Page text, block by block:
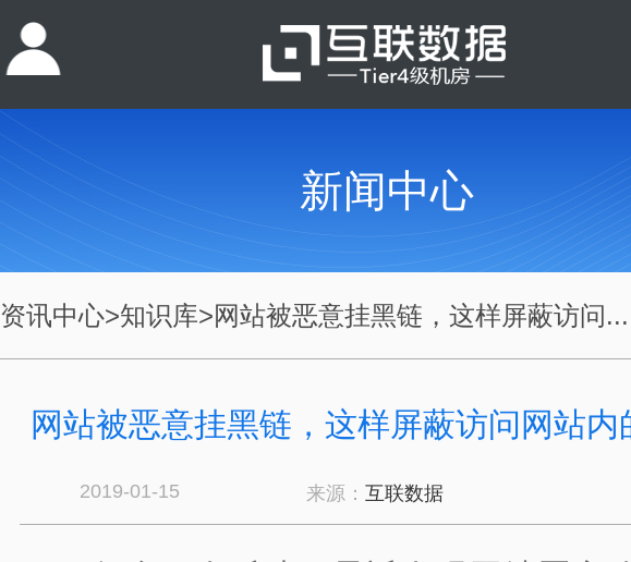
新闻中心
资讯中心>知识库>网站被恶意挂黑链，这样屏蔽访问...
网站被恶意挂黑链，这样屏蔽访问网站内
2019-01-15 来源： 互联数据